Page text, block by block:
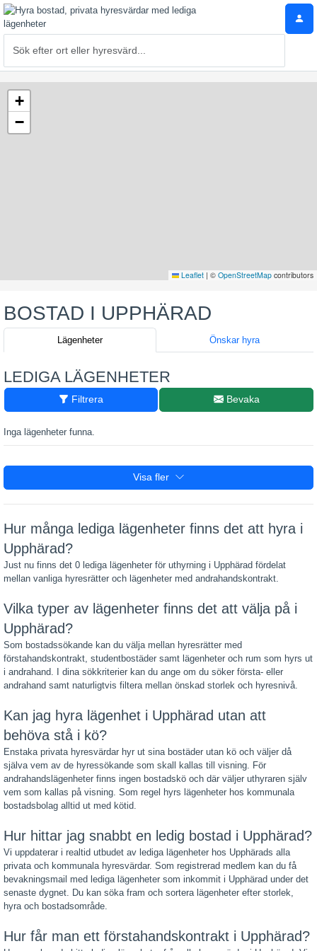
+
−
Leaflet | © OpenStreetMap contributors
BOSTAD I UPPHÄRAD
Lägenheter Önskar hyra
LEDIGA LÄGENHETER
Filtrera Bevaka
Inga lägenheter funna.
Visa fler
Hur många lediga lägenheter finns det att hyra i
Upphärad?
Just nu finns det 0 lediga lägenheter för uthyrning i Upphärad fördelat
mellan vanliga hyresrätter och lägenheter med andrahandskontrakt.
Vilka typer av lägenheter finns det att välja på i
Upphärad?
Som bostadssökande kan du välja mellan hyresrätter med
förstahandskontrakt, studentbostäder samt lägenheter och rum som hyrs ut
i andrahand. I dina sökkriterier kan du ange om du söker första- eller
andrahand samt naturligtvis filtera mellan önskad storlek och hyresnivå.
Kan jag hyra lägenhet i Upphärad utan att
behöva stå i kö?
Enstaka privata hyresvärdar hyr ut sina bostäder utan kö och väljer då
själva vem av de hyressökande som skall kallas till visning. För
andrahandslägenheter finns ingen bostadskö och där väljer uthyraren själv
vem som kallas på visning. Som regel hyrs lägenheter hos kommunala
bostadsbolag alltid ut med kötid.
Hur hittar jag snabbt en ledig bostad i Upphärad?
Vi uppdaterar i realtid utbudet av lediga lägenheter hos Upphärads alla
privata och kommunala hyresvärdar. Som registrerad medlem kan du få
bevakningsmail med lediga lägenheter som inkommit i Upphärad under det
senaste dygnet. Du kan söka fram och sortera lägenheter efter storlek,
hyra och bostadsområde.
Hur får man ett förstahandskontrakt i Upphärad?